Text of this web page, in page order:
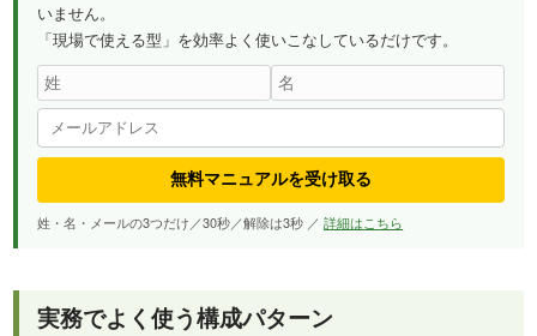
いません。
「現場で使える型」を効率よく使いこなしているだけです。
無料マニュアルを受け取る
姓・名・メールの3つだけ／30秒／解除は3秒 ／詳細はこちら
実務でよく使う構成パターン